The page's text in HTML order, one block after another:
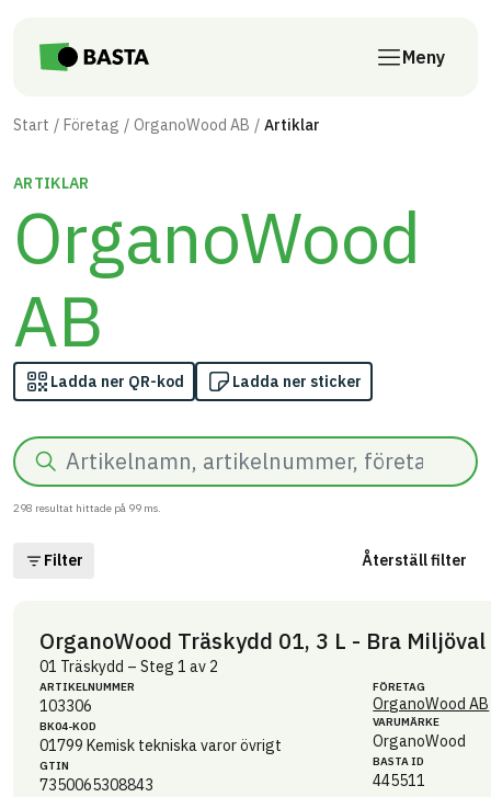
Meny
Start Företag OrganoWood AB Artiklar
ARTIKLAR
OrganoWood
AB
Ladda ner QR-kod Ladda ner sticker
Sök
298 resultat hittade på 99 ms.
Filter Återställ filter
OrganoWood Träskydd 01, 3 L - Bra Miljöval
01 Träskydd – Steg 1 av 2
ARTIKEL­NUMMER
103306
BK04-KOD
01799 Kemisk tekniska varor övrigt
GTIN
7350065308843
FÖRETAG
OrganoWood AB
VARUMÄRKE
OrganoWood
BASTA ID
445511